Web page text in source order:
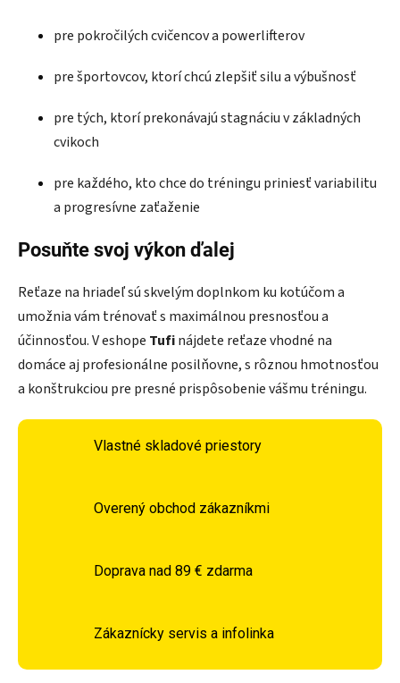
pre pokročilých cvičencov a powerlifterov
pre športovcov, ktorí chcú zlepšiť silu a výbušnosť
pre tých, ktorí prekonávajú stagnáciu v základných
cvikoch
pre každého, kto chce do tréningu priniesť variabilitu
a progresívne zaťaženie
Posuňte svoj výkon ďalej
Reťaze na hriadeľ sú skvelým doplnkom ku kotúčom a
umožnia vám trénovať s maximálnou presnosťou a
účinnosťou. V eshope Tufinájdete reťaze vhodné na
domáce aj profesionálne posilňovne, s rôznou hmotnosťou
a konštrukciou pre presné prispôsobenie vášmu tréningu.
Vlastné skladové priestory
Overený obchod zákazníkmi
Doprava nad 89 € zdarma
Zákaznícky servis a infolinka